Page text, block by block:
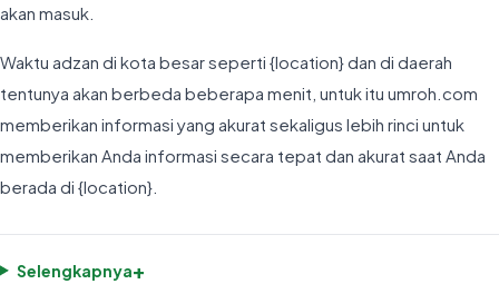
akan masuk.
Waktu adzan di kota besar seperti {location} dan di daerah
tentunya akan berbeda beberapa menit, untuk itu umroh.com
memberikan informasi yang akurat sekaligus lebih rinci untuk
memberikan Anda informasi secara tepat dan akurat saat Anda
berada di {location}.
Selengkapnya+